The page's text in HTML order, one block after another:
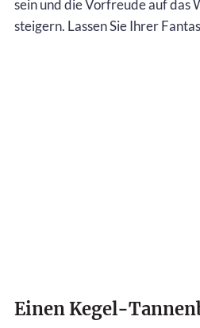
sein und die Vorfreude auf das
steigern. Lassen Sie Ihrer
Einen Kegel-